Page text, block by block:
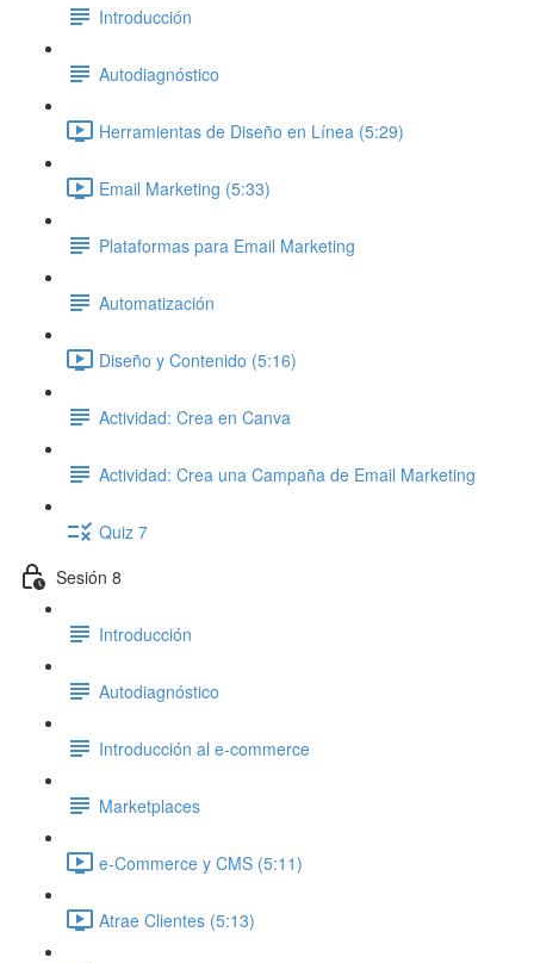
Introducción
Autodiagnóstico
Herramientas de Diseño en Línea (5:29)
Email Marketing (5:33)
Plataformas para Email Marketing
Automatización
Diseño y Contenido (5:16)
Actividad: Crea en Canva
Actividad: Crea una Campaña de Email Marketing
Quiz 7
Sesión 8
Introducción
Autodiagnóstico
Introducción al e-commerce
Marketplaces
e-Commerce y CMS (5:11)
Atrae Clientes (5:13)